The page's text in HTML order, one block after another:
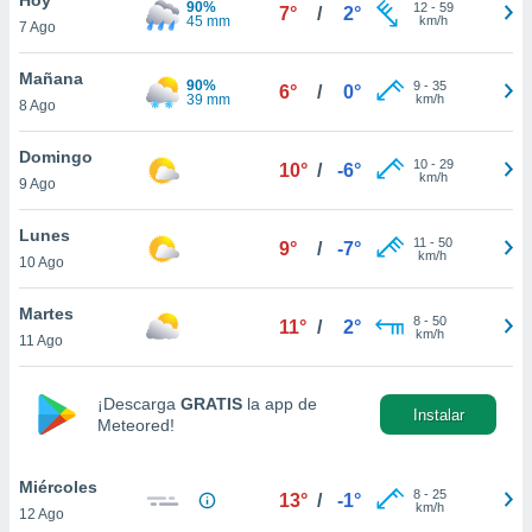
y
en
más
de
cookies
aceptar
7 Ago
90%
45 mm
7° / 2° 12- 59
km/h
Mañana
8 Ago
90%
39 mm
6° / 0° 9- 35
km/h
Domingo
9 Ago
10° / -6° 10- 29
km/h
Lunes
10 Ago
9° / -7° 11 - 50
km/h
Martes
11 Ago
11° / 2° 8- 50
km/h
¡Descarga GRATIS la app de
Meteored!
Instalar
Miércoles
12 Ago
13° / -1° 8- 25
km/h